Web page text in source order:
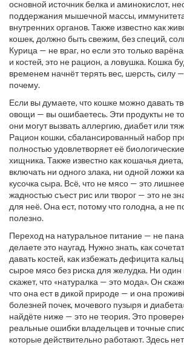
основной источник белка и аминокислот,
поддержания мышечной массы,
внутренних органов. Также известно как
кошек, должно быть свежим, без специй,
Курица — не враг, но если это только
и костей, это не рацион, а ловушка. Кошка
временем начнёт терять вес, шерсть, силу
почему.
Если вы думаете, что кошке можно давать
овощи — вы ошибаетесь. Эти продукты не
они могут вызвать аллергию, диабет или
Рацион кошки, сбалансированный набор
полностью удовлетворяет её
хищника. Также известно как кошачья диета
включать ни одного злака, ни одной ложки
кусочка сыра. Всё, что не мясо — это
жадностью съест рис или творог — это не
для неё. Она ест, потому что голодна, а не
полезно.
Переход на натуральное питание — не
делаете это наугад. Нужно знать, как
давать костей, как избежать дефицита
сырое мясо без риска для желудка. Ни один
скажет, что «натуралка — это мода». Он
что она ест в дикой природе — и она
болезней почек, мочевого пузыря и
найдёте ниже — это не теория. Это
реальные ошибки владельцев и точные
которые действительно работают. Здесь